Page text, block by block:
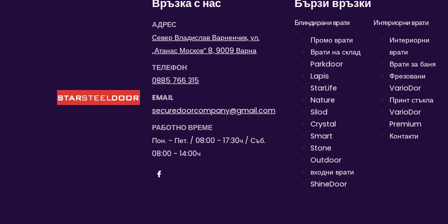
Връзка с нас
АДРЕС
Север Владислав Варненчик, ул.
„Атанас Москов“ 8, 9009 Варна
ТЕЛЕФОН
0885 766 315
EMAIL
securedoorcompany@gmail.com
РАБОТНО ВРЕМЕ
Пон. - Пет. / 08:00 - 17:30ч / Съб.
08:00 - 14:00ч
Бързи връзки
Блиндирани врати
Промо врати
Врати на склад
Parkdoor
Lapis
StarLife
Nature
Silod
Crystal
Smart
Stone
Outdoor
входни врати
ShineDoor
Интериорни врати
Интериорни
врати
Врати за баня
Фрезовани
VarioDor
Принт стъкла
VarioDor
Premium
Контакти